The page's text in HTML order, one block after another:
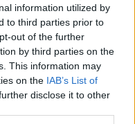
information utilized by
to third parties prior to
out of the further
by third parties on the
This information may
on the IAB’s List of
disclose it to other
és az egyén
témának találta, ezért
egy közösség? Van-
a szolidaritás? Egy